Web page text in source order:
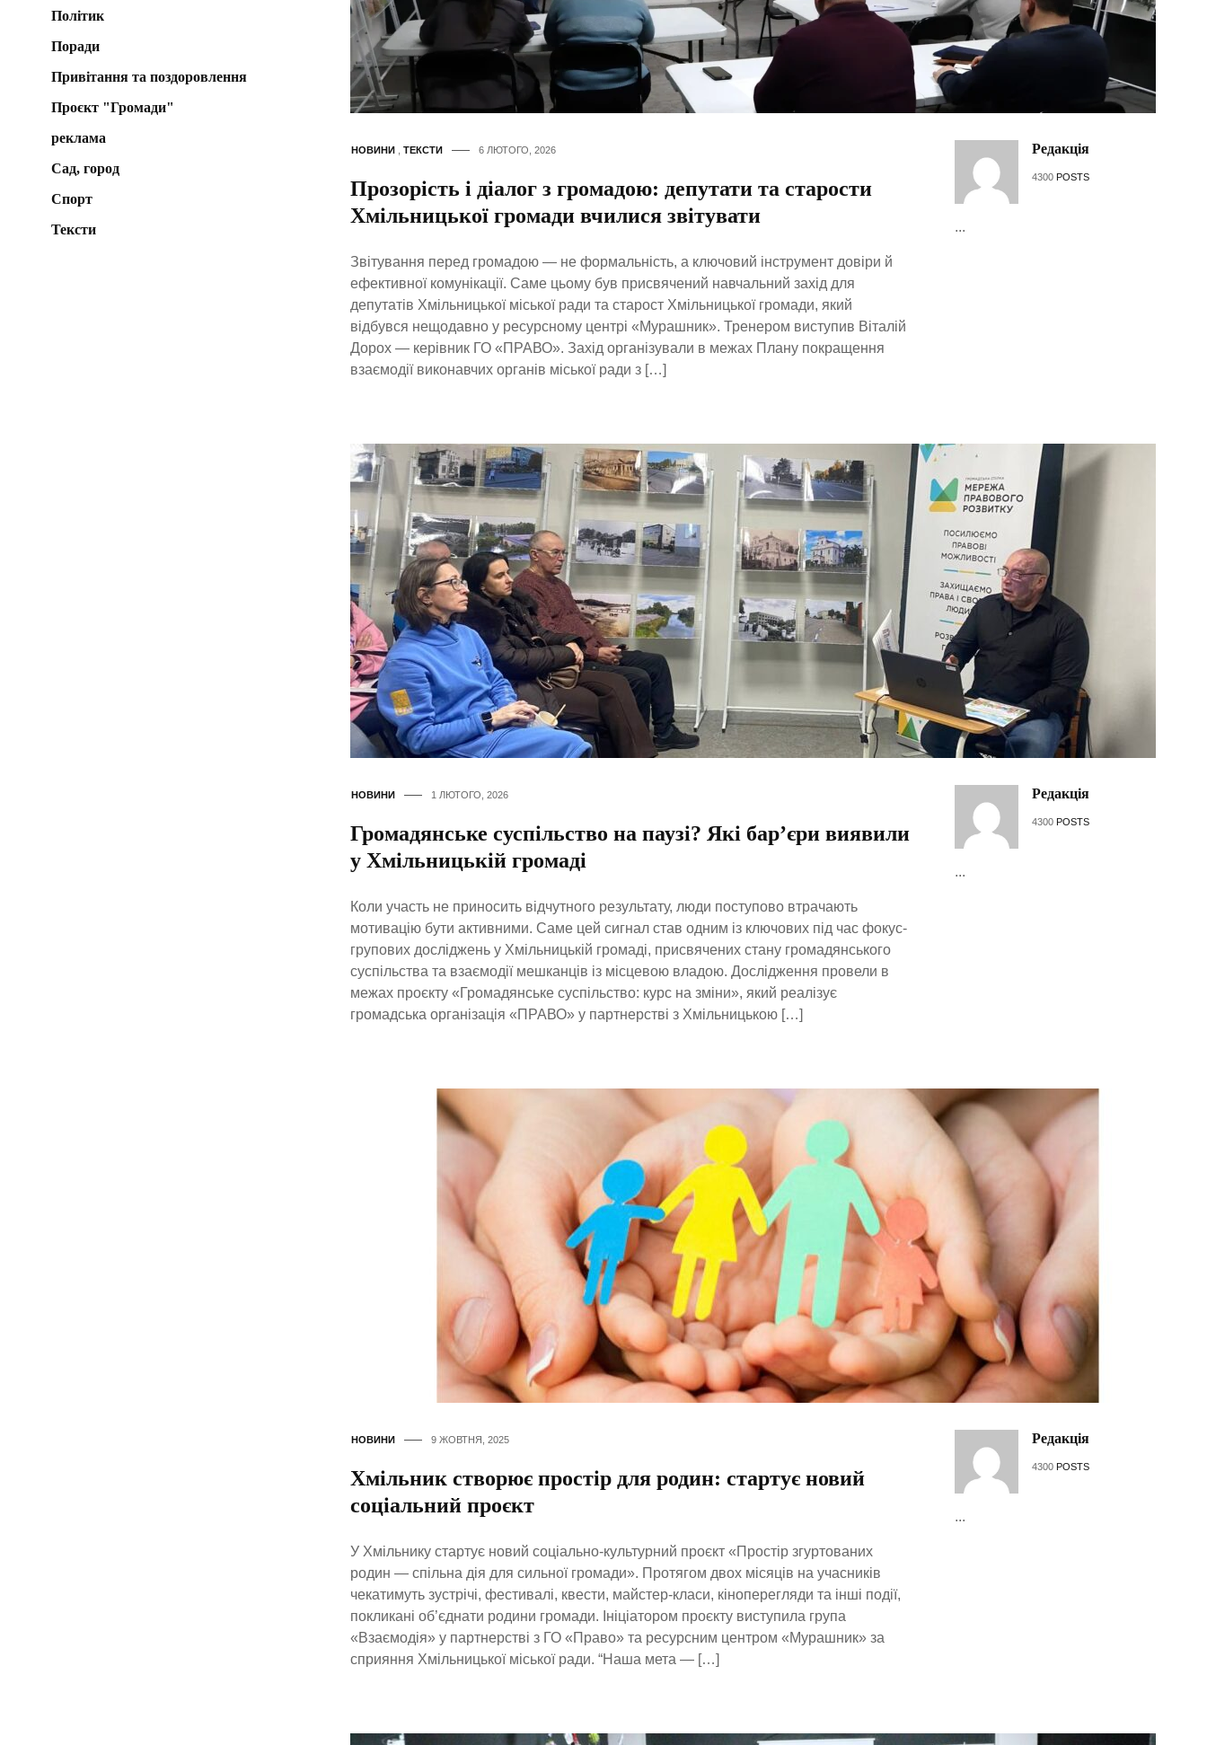
НОВИНИ, ТЕКСТИ 6 ЛЮТОГО, 2026
Прозорість і діалог з громадою: депутати та старости
Хмільницької громади вчилися звітувати
Звітування перед громадою — не формальність, а ключовий інструмент довіри й
ефективної комунікації. Саме цьому був присвячений навчальний захід для
депутатів Хмільницької міської ради та старост Хмільницької громади, який
відбувся нещодавно у ресурсному центрі «Мурашник». Тренером виступив Віталій
Дорох — керівник ГО «ПРАВО». Захід організували в межах Плану покращення
взаємодії виконавчих органів міської ради з […]
Редакція
4300 POSTS
...
НОВИНИ 1 ЛЮТОГО, 2026
Громадянське суспільство на паузі? Які бар’єри виявили
у Хмільницькій громаді
Коли участь не приносить відчутного результату, люди поступово втрачають
мотивацію бути активними. Саме цей сигнал став одним із ключових під час фокус-
групових досліджень у Хмільницькій громаді, присвячених стану громадянського
суспільства та взаємодії мешканців із місцевою владою. Дослідження провели в
межах проєкту «Громадянське суспільство: курс на зміни», який реалізує
громадська організація «ПРАВО» у партнерстві з Хмільницькою […]
Редакція
4300 POSTS
...
НОВИНИ 9 ЖОВТНЯ, 2025
Хмільник створює простір для родин: стартує новий
соціальний проєкт
У Хмільнику стартує новий соціально-культурний проєкт «Простір згуртованих
родин — спільна дія для сильної громади». Протягом двох місяців на учасників
чекатимуть зустрічі, фестивалі, квести, майстер-класи, кіноперегляди та інші події,
покликані об’єднати родини громади. Ініціатором проєкту виступила група
«Взаємодія» у партнерстві з ГО «Право» та ресурсним центром «Мурашник» за
сприяння Хмільницької міської ради. “Наша мета — […]
Редакція
4300 POSTS
...
Політик
Поради
Привітання та поздоровлення
Проєкт "Громади"
реклама
Сад, город
Спорт
Тексти